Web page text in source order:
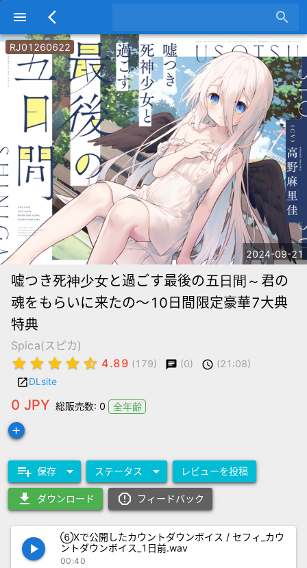
menu arrow_back_ios search
RJ01260622
2024-09-21
嘘つき死神少女と過ごす最後の五日間～君の
魂をもらいに来たの～10日間限定豪華7大典
特典
Spica(スピカ)
star star star star star_half 4.89 (179) chat (0) schedule (21:08)
launchDLsite
0 JPY 総販売数: 0 全年齢
add
playlist_add 保存 arrow_drop_down ステータス arrow_drop_down レビューを投稿
download ダウンロード report_gmailerrorred フィードバック
play_arrow
⑥Xで公開したカウントダウンボイス / セフィ_カウ
ントダウンボイス_1日前.wav
00:40